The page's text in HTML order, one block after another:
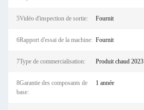
5Vidéo d'inspection de sortie: Fournit
6Rapport d'essai de la machine: Fournit
7Type de commercialisation: Produit chaud 2023
8Garantie des composants de
base:
1 année